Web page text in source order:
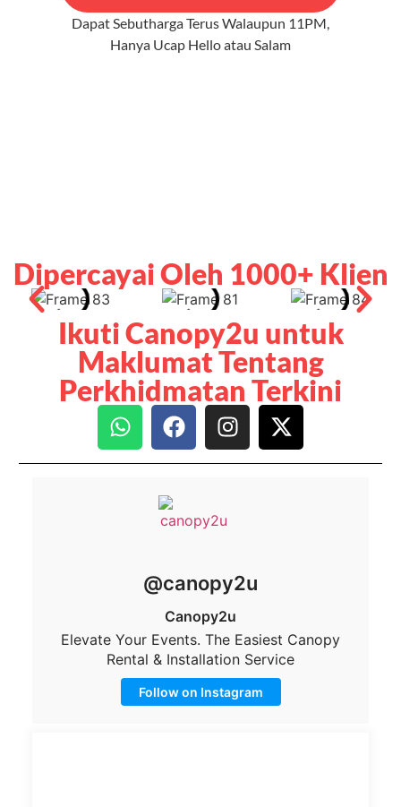
Dapat Sebutharga Terus Walaupun 11PM,
Hanya Ucap Hello atau Salam
Dipercayai Oleh 1000+ Klien
Ikuti Canopy2u untuk
Maklumat Tentang
Perkhidmatan Terkini
@canopy2u
Canopy2u
Elevate Your Events. The Easiest Canopy
Rental & Installation Service
Follow on Instagram